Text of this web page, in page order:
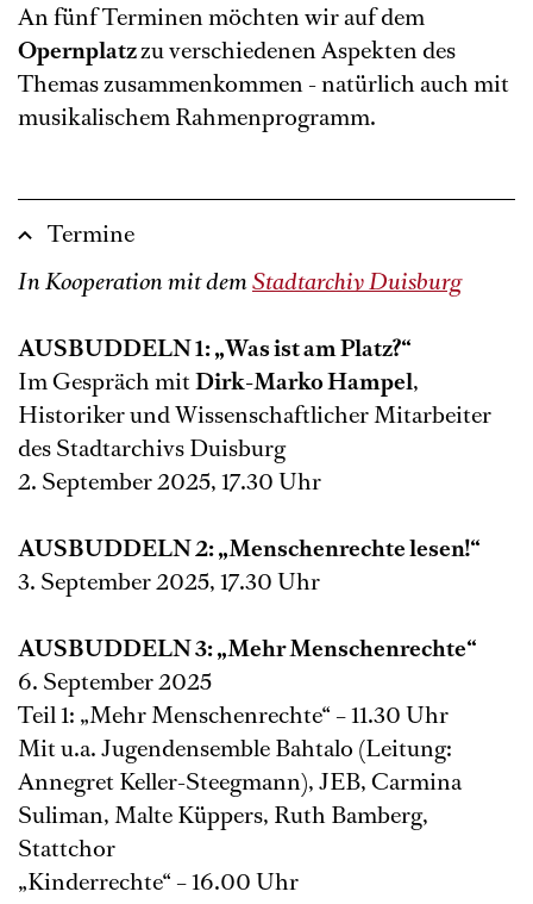
An fünf Terminen möchten wir auf dem
Opernplatzzu verschiedenen Aspekten des
Themas zusammenkommen - natürlich auch mit
musikalischem Rahmenprogramm.
Termine
In Kooperation mit demStadtarchiv Duisburg
AUSBUDDELN 1: „Was ist am Platz?“
Im Gespräch mitDirk-Marko Hampel,
Historiker und Wissenschaftlicher Mitarbeiter
des Stadtarchivs Duisburg
2. September 2025, 17.30 Uhr
AUSBUDDELN 2: „Menschenrechte lesen!“
3. September 2025, 17.30 Uhr
AUSBUDDELN 3: „Mehr Menschenrechte“
6. September 2025
Teil 1: „Mehr Menschenrechte“ – 11.30 Uhr
Mit u.a. Jugendensemble Bahtalo (Leitung:
Annegret Keller-Steegmann), JEB, Carmina
Suliman, Malte Küppers, Ruth Bamberg,
Stattchor
„Kinderrechte“ – 16.00 Uhr